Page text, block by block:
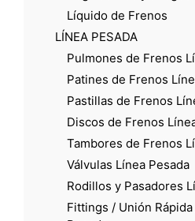
Líquido de Frenos
LÍNEA PESADA
Pulmones de Frenos
Patines de Frenos
Pastillas de Frenos
Discos de Frenos
Tambores de Frenos
Válvulas Línea Pesada
Rodillos y Pasadores
Fittings / Unión